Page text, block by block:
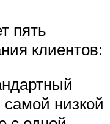
пять
клиентов:
низкой